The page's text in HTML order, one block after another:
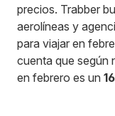
precios. Trabber
aerolíneas y
para viajar en
cuenta que según
en febrero es un